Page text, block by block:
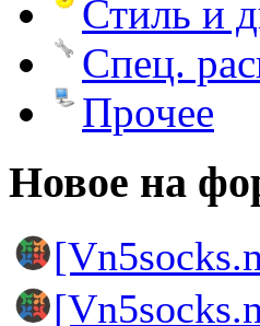
Стиль и
Спец.
Прочее
Новое на